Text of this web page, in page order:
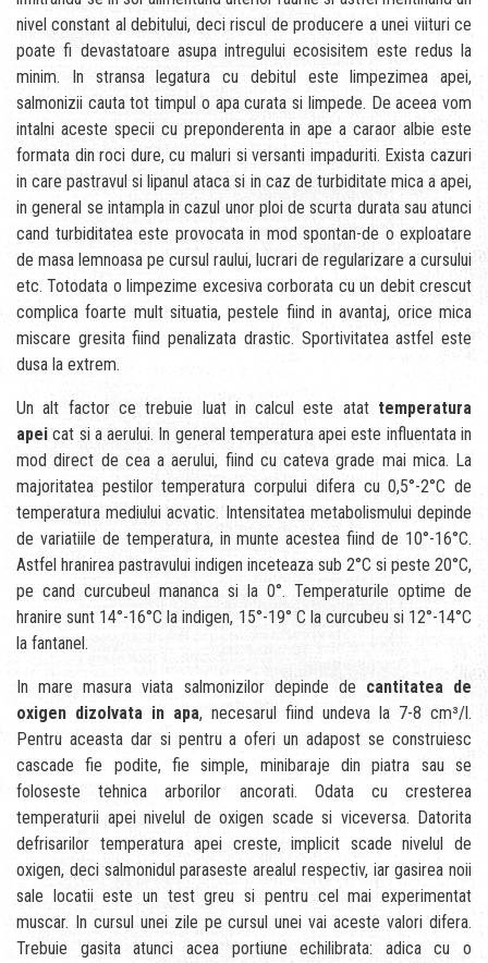
nivel constant al debitului, deci riscul de producere a unei viituri ce
poate fi devastatoare asupa intregului ecosisitem este redus la
minim. In stransa legatura cu debitul este limpezimea apei,
salmonizii cauta tot timpul o apa curata si limpede. De aceea vom
intalni aceste specii cu preponderenta in ape a caraor albie este
formata din roci dure, cu maluri si versanti impaduriti. Exista cazuri
in care pastravul si lipanul ataca si in caz de turbiditate mica a apei,
in general se intampla in cazul unor ploi de scurta durata sau atunci
cand turbiditatea este provocata in mod spontan-de o exploatare
de masa lemnoasa pe cursul raului, lucrari de regularizare a cursului
etc. Totodata o limpezime excesiva corborata cu un debit crescut
complica foarte mult situatia, pestele fiind in avantaj, orice mica
miscare gresita fiind penalizata drastic. Sportivitatea astfel este
dusa la extrem.
Un alt factor ce trebuie luat in calcul este atat temperatura
apeicat si a aerului. In general temperatura apei este influentata in
mod direct de cea a aerului, fiind cu cateva grade mai mica. La
majoritatea pestilor temperatura corpului difera cu 0,5°-2°C de
temperatura mediului acvatic. Intensitatea metabolismului depinde
de variatiile de temperatura, in munte acestea fiind de 10°-16°C.
Astfel hranirea pastravului indigen inceteaza sub 2°C si peste 20°C,
pe cand curcubeul mananca si la 0°. Temperaturile optime de
hranire sunt 14°-16°C la indigen, 15°-19° C la curcubeu si 12°-14°C
la fantanel.
In mare masura viata salmonizilor depinde de cantitatea de
oxigen dizolvata in apa, necesarul fiind undeva la 7-8 cm³/l.
Pentru aceasta dar si pentru a oferi un adapost se construiesc
cascade fie podite, fie simple, minibaraje din piatra sau se
foloseste tehnica arborilor ancorati. Odata cu cresterea
temperaturii apei nivelul de oxigen scade si viceversa. Datorita
defrisarilor temperatura apei creste, implicit scade nivelul de
oxigen, deci salmonidul paraseste arealul respectiv, iar gasirea noii
sale locatii este un test greu si pentru cel mai experimentat
muscar. In cursul unei zile pe cursul unei vai aceste valori difera.
Trebuie gasita atunci acea portiune echilibrata: adica cu o